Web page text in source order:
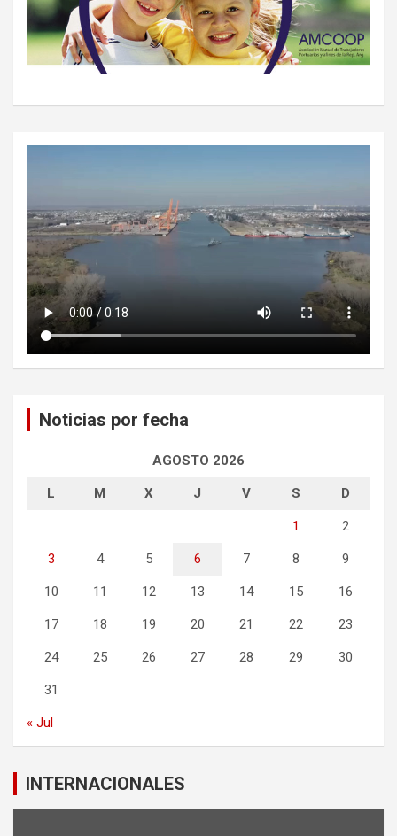
Noticias por fecha
AGOSTO 2026
L M X J V S D
1 2
3 4 5 6 7 8 9
10 11 12 13 14 15 16
17 18 19 20 21 22 23
24 25 26 27 28 29 30
31
« Jul
INTERNACIONALES